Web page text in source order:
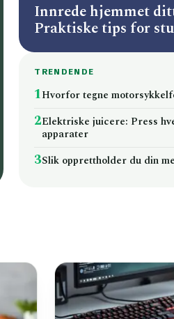
Innrede hjemmet
Praktiske tips for
TRENDENDE
1Hvorfor tegne
2Elektriske juicere: Press
apparater
3Slik opprettholder du din